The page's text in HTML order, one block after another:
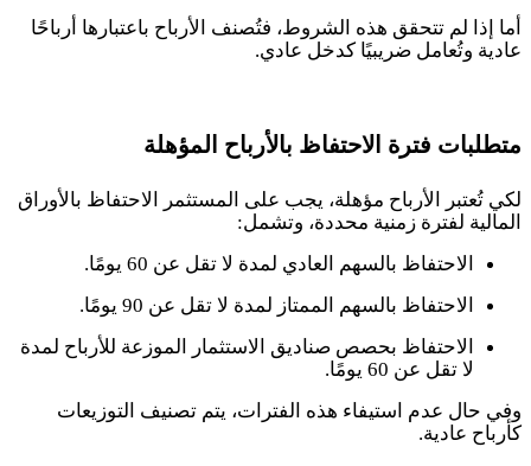
أما إذا لم تتحقق هذه الشروط، فتُصنف الأرباح باعتبارها أرباحًا
عادية وتُعامل ضريبيًا كدخل عادي.
متطلبات فترة الاحتفاظ بالأرباح المؤهلة
لكي تُعتبر الأرباح مؤهلة، يجب على المستثمر الاحتفاظ بالأوراق
المالية لفترة زمنية محددة، وتشمل:
الاحتفاظ بالسهم العادي لمدة لا تقل عن 60 يومًا.
الاحتفاظ بالسهم الممتاز لمدة لا تقل عن 90 يومًا.
الاحتفاظ بحصص صناديق الاستثمار الموزعة للأرباح لمدة
لا تقل عن 60 يومًا.
وفي حال عدم استيفاء هذه الفترات، يتم تصنيف التوزيعات
كأرباح عادية.